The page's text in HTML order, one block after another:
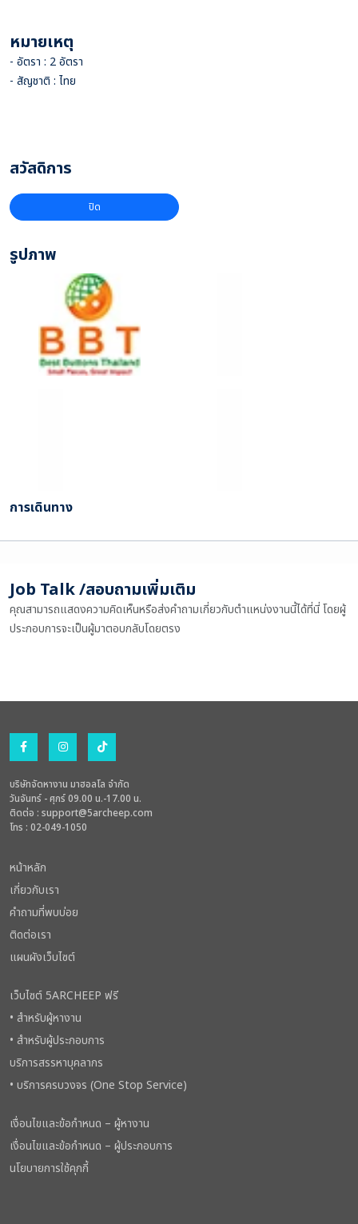
หมายเหตุ
- อัตรา : 2 อัตรา
- สัญชาติ : ไทย
สวัสดิการ
ปิด
รูปภาพ
การเดินทาง
Job Talk /สอบถามเพิ่มเติม
คุณสามารถแสดงความคิดเห็นหรือส่งคำถามเกี่ยวกับตำแหน่งงานนี้ได้ที่นี่ โดยผู้
ประกอบการจะเป็นผู้มาตอบกลับโดยตรง
บริษัทจัดหางาน มาฮอลโล จำกัด
วันจันทร์ - ศุกร์ 09.00 น.-17.00 น.
ติดต่อ : support@5archeep.com
โทร : 02-049-1050
หน้าหลัก
เกี่ยวกับเรา
คำถามที่พบบ่อย
ติดต่อเรา
แผนผังเว็บไซต์
เว็บไซต์ 5ARCHEEP ฟรี
• สำหรับผู้หางาน
• สำหรับผู้ประกอบการ
บริการสรรหาบุคลากร
• บริการครบวงจร (One Stop Service)
เงื่อนไขและข้อกำหนด – ผู้หางาน
เงื่อนไขและข้อกำหนด – ผู้ประกอบการ
นโยบายการใช้คุกกี้